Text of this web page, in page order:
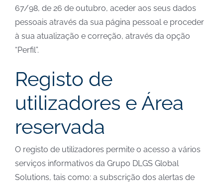
67/98, de 26 de outubro, aceder aos seus dados
pessoais através da sua página pessoal e proceder
à sua atualização e correção, através da opção
“Perfil”.
Registo de
utilizadores e Área
reservada
O registo de utilizadores permite o acesso a vários
serviços informativos da Grupo DLGS Global
Solutions, tais como: a subscrição dos alertas de